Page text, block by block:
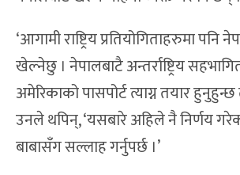
‘आगामी राष्ट्रिय प्रतियोगिताहरुमा पनि
खेल्नेछु । नेपालबाटै अन्तर्राष्ट्रिय
अमेरिकाको पासपोर्ट त्याग्न तयार हुनुहुन्छ
उनले थपिन्, ‘यसबारे अहिले नै निर्णय
बाबासँग सल्लाह गर्नुपर्छ ।’